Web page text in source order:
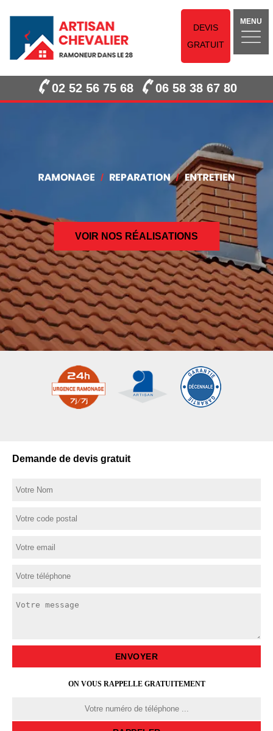
DEVIS
GRATUIT
MENU
02 52 56 75 68 06 58 38 67 80
VOIR NOS RÉALISATIONS
Demande de devis gratuit
ON VOUS RAPPELLE GRATUITEMENT